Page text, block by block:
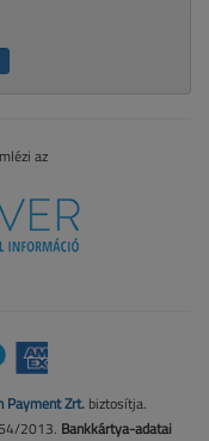
az
Payment Zrt. biztosítja.
2013. Bankkártya-adatai